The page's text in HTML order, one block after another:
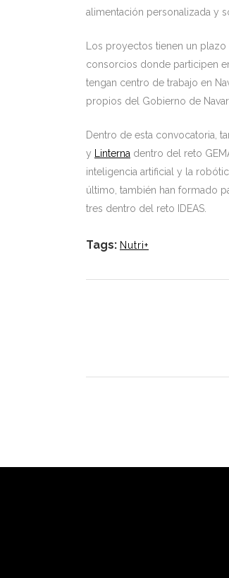
alimentación personalizada y
Los proyectos tienen un
consorcios donde participen
tengan centro de trabajo en
propios del Gobierno de
Dentro de esta convocatoria,
y
Linterna dentro del reto
inteligencia artificial y la
último, también han formado
tres dentro del reto IDEAS.
Tags: Nutri+